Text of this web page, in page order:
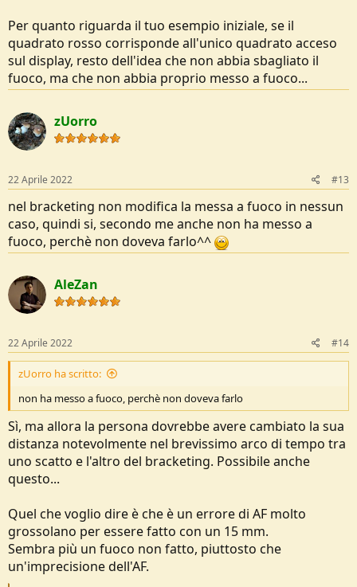
Per quanto riguarda il tuo esempio iniziale, se il
quadrato rosso corrisponde all'unico quadrato acceso
sul display, resto dell'idea che non abbia sbagliato il
fuoco, ma che non abbia proprio messo a fuoco...
zUorro
22 Aprile 2022 #13
nel bracketing non modifica la messa a fuoco in nessun
caso, quindi si, secondo me anche non ha messo a
fuoco, perchè non doveva farlo^^
AleZan
22 Aprile 2022 #14
zUorro ha scritto:
non ha messo a fuoco, perchè non doveva farlo
Sì, ma allora la persona dovrebbe avere cambiato la sua
distanza notevolmente nel brevissimo arco di tempo tra
uno scatto e l'altro del bracketing. Possibile anche
questo...
Quel che voglio dire è che è un errore di AF molto
grossolano per essere fatto con un 15 mm.
Sembra più un fuoco non fatto, piuttosto che
un'imprecisione dell'AF.